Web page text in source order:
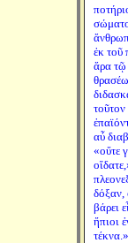
ἐκ τοῦ
ἄρα τῷ
αὖ
«οὔτε
δόξαν,
βάρει
ἤπιοι